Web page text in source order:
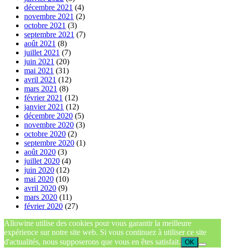
décembre 2021 (4)
novembre 2021 (2)
octobre 2021 (3)
septembre 2021 (7)
août 2021 (8)
juillet 2021 (7)
juin 2021 (20)
mai 2021 (31)
avril 2021 (12)
mars 2021 (8)
février 2021 (12)
janvier 2021 (12)
décembre 2020 (5)
novembre 2020 (3)
octobre 2020 (2)
septembre 2020 (1)
août 2020 (3)
juillet 2020 (4)
juin 2020 (12)
mai 2020 (10)
avril 2020 (9)
mars 2020 (11)
février 2020 (27)
Allowine utilise des cookies pour vous garantir la meilleure
expérience sur notre site web. Si vous continuez à utiliser ce site
d'actualités, nous supposerons que vous en êtes satisfait. OK